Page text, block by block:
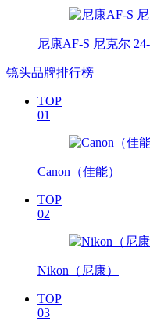
尼康AF-S 尼克尔
镜头品牌排行榜
TOP
01
Canon（佳能）
TOP
02
Nikon（尼康）
TOP
03